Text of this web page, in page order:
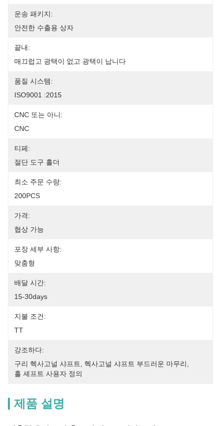
운송 패키지:
안전한 수출용 상자
끝내:
매끄럽고 광택이 없고 광택이 납니다
품질 시스템:
ISO9001 :2015
CNC 또는 아니:
CNC
티페:
절단 도구 홀더
최소 주문 수량:
200PCS
가격:
협상 가능
포장 세부 사항:
맞춤형
배달 시간:
15-30days
지불 조건:
TT
강조하다:
구리 헥사고널 샤프트
헥사고널 샤프트 부드러운 마무리
홀 셰프트 사용자 정의
제품 설명